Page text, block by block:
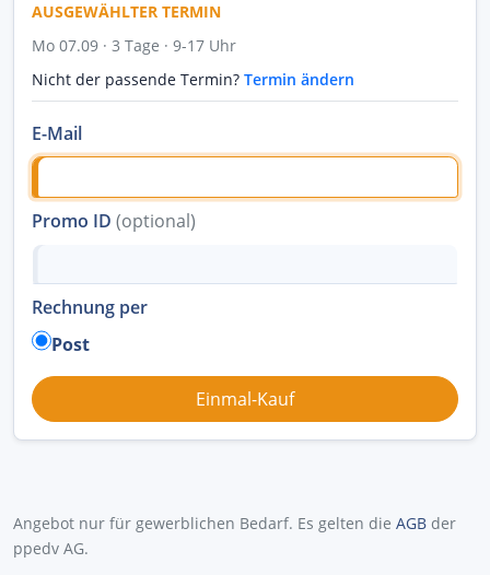
AUSGEWÄHLTER TERMIN
Mo 07.09 · 3 Tage · 9-17 Uhr
Nicht der passende Termin? Termin ändern
E-Mail
Promo ID (optional)
Rechnung per
Post
Angebot nur für gewerblichen Bedarf. Es gelten die AGB der
ppedv AG.